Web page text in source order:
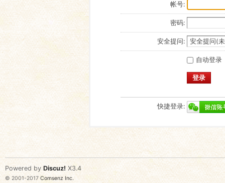
帐号:
密码:
安全提问:
自动登录
登录
快捷登录:
Powered by Discuz! X3.4
© 2001-2017 Comsenz Inc.